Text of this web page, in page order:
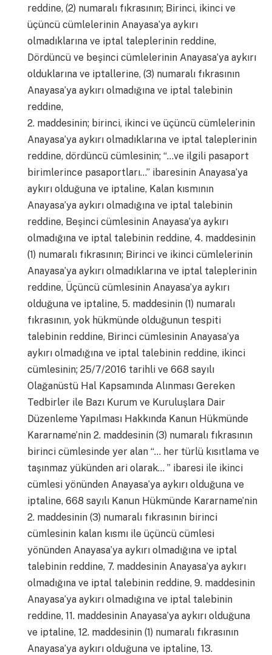
reddine, (2) numaralı fıkrasının; Birinci, ikinci ve
üçüncü cümlelerinin Anayasa’ya aykırı
olmadıklarına ve iptal taleplerinin reddine,
Dördüncü ve beşinci cümlelerinin Anayasa’ya aykırı
olduklarına ve iptallerine, (3) numaralı fıkrasının
Anayasa’ya aykırı olmadığına ve iptal talebinin
reddine,
2. maddesinin; birinci, ikinci ve üçüncü cümlelerinin
Anayasa’ya aykırı olmadıklarına ve iptal taleplerinin
reddine, dördüncü cümlesinin; “…ve ilgili pasaport
birimlerince pasaportları…” ibaresinin Anayasa’ya
aykırı olduğuna ve iptaline, Kalan kısmının
Anayasa’ya aykırı olmadığına ve iptal talebinin
reddine, Beşinci cümlesinin Anayasa’ya aykırı
olmadığına ve iptal talebinin reddine, 4. maddesinin
(1) numaralı fıkrasının; Birinci ve ikinci cümlelerinin
Anayasa’ya aykırı olmadıklarına ve iptal taleplerinin
reddine, Üçüncü cümlesinin Anayasa’ya aykırı
olduğuna ve iptaline, 5. maddesinin (1) numaralı
fıkrasının, yok hükmünde olduğunun tespiti
talebinin reddine, Birinci cümlesinin Anayasa’ya
aykırı olmadığına ve iptal talebinin reddine, ikinci
cümlesinin; 25/7/2016 tarihli ve 668 sayılı
Olağanüstü Hal Kapsamında Alınması Gereken
Tedbirler ile Bazı Kurum ve Kuruluşlara Dair
Düzenleme Yapılması Hakkında Kanun Hükmünde
Kararname’nin 2. maddesinin (3) numaralı fıkrasının
birinci cümlesinde yer alan “… her türlü kısıtlama ve
taşınmaz yükünden ari olarak… ” ibaresi ile ikinci
cümlesi yönünden Anayasa’ya aykırı olduğuna ve
iptaline, 668 sayılı Kanun Hükmünde Kararname’nin
2. maddesinin (3) numaralı fıkrasının birinci
cümlesinin kalan kısmı ile üçüncü cümlesi
yönünden Anayasa’ya aykırı olmadığına ve iptal
talebinin reddine, 7. maddesinin Anayasa’ya aykırı
olmadığına ve iptal talebinin reddine, 9. maddesinin
Anayasa’ya aykırı olmadığına ve iptal talebinin
reddine, 11. maddesinin Anayasa’ya aykırı olduğuna
ve iptaline, 12. maddesinin (1) numaralı fıkrasının
Anayasa’ya aykırı olduğuna ve iptaline, 13.